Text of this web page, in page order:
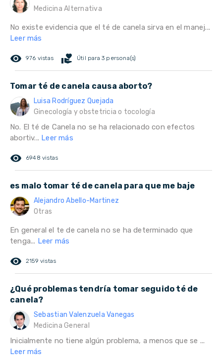
Medicina Alternativa
No existe evidencia que el té de canela sirva en el manej...
Leer más
remove_red_eye 976 vistas volunteer_activism Útil para 3 persona(s)
Tomar té de canela causa aborto?
Luisa Rodríguez Quejada
Ginecología y obstetricia o tocología
No. El té de Canela no se ha relacionado con efectos
abortiv... Leer más
remove_red_eye 6948 vistas
es malo tomar té de canela para que me baje
Alejandro Abello-Martinez
Otras
En general el te de canela no se ha determinado que
tenga... Leer más
remove_red_eye 2159 vistas
¿Qué problemas tendría tomar seguido té de
canela?
Sebastian Valenzuela Vanegas
Medicina General
Inicialmente no tiene algún problema, a menos que se ...
Leer más